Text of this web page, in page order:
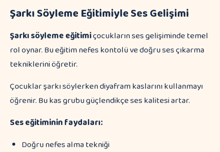
Şarkı Söyleme Eğitimiyle Ses Gelişimi
Şarkı söyleme eğitimiçocukların ses gelişiminde temel
rol oynar. Bu eğitim nefes kontolü ve doğru ses çıkarma
tekniklerini öğretir.
Çocuklar şarkı söylerken diyafram kaslarını kullanmayı
öğrenir. Bu kas grubu güçlendikçe ses kalitesi artar.
Ses eğitiminin faydaları:
Doğru nefes alma tekniği